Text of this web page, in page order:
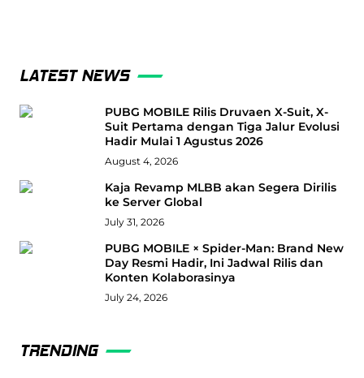
LATEST NEWS
PUBG MOBILE Rilis Druvaen X-Suit, X-
Suit Pertama dengan Tiga Jalur Evolusi
Hadir Mulai 1 Agustus 2026
August 4, 2026
Kaja Revamp MLBB akan Segera Dirilis
ke Server Global
July 31, 2026
PUBG MOBILE × Spider-Man: Brand New
Day Resmi Hadir, Ini Jadwal Rilis dan
Konten Kolaborasinya
July 24, 2026
TRENDING